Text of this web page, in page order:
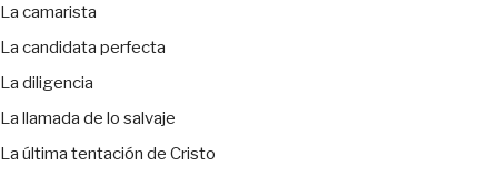
La camarista
La candidata perfecta
La diligencia
La llamada de lo salvaje
La última tentación de Cristo